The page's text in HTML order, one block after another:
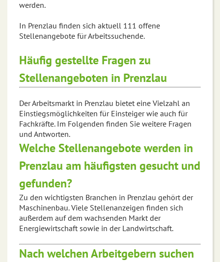
werden.
In Prenzlau finden sich aktuell 111 offene
Stellenangebote für Arbeitssuchende.
Häufig gestellte Fragen zu
Stellenangeboten in Prenzlau
Der Arbeitsmarkt in Prenzlau bietet eine Vielzahl an
Einstiegsmöglichkeiten für Einsteiger wie auch für
Fachkräfte. Im Folgenden finden Sie weitere Fragen
und Antworten.
Welche Stellenangebote werden in
Prenzlau am häufigsten gesucht und
gefunden?
Zu den wichtigsten Branchen in Prenzlau gehört der
Maschinenbau. Viele Stellenanzeigen finden sich
außerdem auf dem wachsenden Markt der
Energiewirtschaft sowie in der Landwirtschaft.
Nach welchen Arbeitgebern suchen